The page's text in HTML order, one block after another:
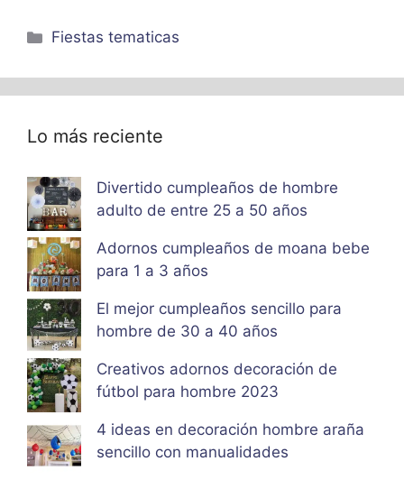
Categorías
Fiestas tematicas
Lo más reciente
Divertido cumpleaños de hombre
adulto de entre 25 a 50 años
Adornos cumpleaños de moana bebe
para 1 a 3 años
El mejor cumpleaños sencillo para
hombre de 30 a 40 años
Creativos adornos decoración de
fútbol para hombre 2023
4 ideas en decoración hombre araña
sencillo con manualidades